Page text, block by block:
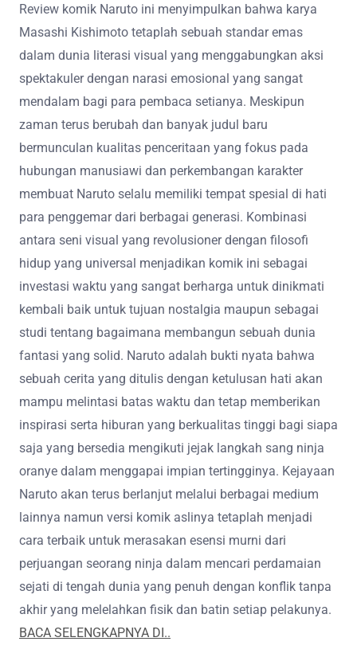
Review komik Naruto ini menyimpulkan bahwa karya
Masashi Kishimoto tetaplah sebuah standar emas
dalam dunia literasi visual yang menggabungkan aksi
spektakuler dengan narasi emosional yang sangat
mendalam bagi para pembaca setianya. Meskipun
zaman terus berubah dan banyak judul baru
bermunculan kualitas penceritaan yang fokus pada
hubungan manusiawi dan perkembangan karakter
membuat Naruto selalu memiliki tempat spesial di hati
para penggemar dari berbagai generasi. Kombinasi
antara seni visual yang revolusioner dengan filosofi
hidup yang universal menjadikan komik ini sebagai
investasi waktu yang sangat berharga untuk dinikmati
kembali baik untuk tujuan nostalgia maupun sebagai
studi tentang bagaimana membangun sebuah dunia
fantasi yang solid. Naruto adalah bukti nyata bahwa
sebuah cerita yang ditulis dengan ketulusan hati akan
mampu melintasi batas waktu dan tetap memberikan
inspirasi serta hiburan yang berkualitas tinggi bagi siapa
saja yang bersedia mengikuti jejak langkah sang ninja
oranye dalam menggapai impian tertingginya. Kejayaan
Naruto akan terus berlanjut melalui berbagai medium
lainnya namun versi komik aslinya tetaplah menjadi
cara terbaik untuk merasakan esensi murni dari
perjuangan seorang ninja dalam mencari perdamaian
sejati di tengah dunia yang penuh dengan konflik tanpa
akhir yang melelahkan fisik dan batin setiap pelakunya.
BACA SELENGKAPNYA DI..